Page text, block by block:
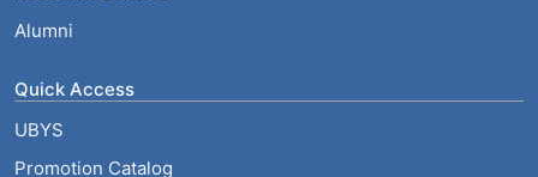
Alumni
Quick Access
UBYS
Promotion Catalog